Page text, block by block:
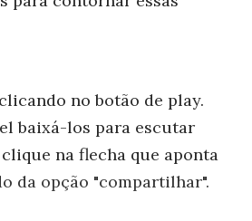
no botão de play.
baixá-los para escutar
na flecha que aponta
da opção "compartilhar".